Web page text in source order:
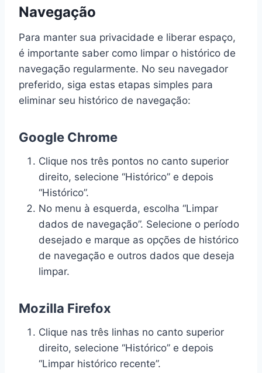
Navegação
Para manter sua privacidade e liberar espaço,
é importante saber como limpar o histórico de
navegação regularmente. No seu navegador
preferido, siga estas etapas simples para
eliminar seu histórico de navegação:
Google Chrome
Clique nos três pontos no canto superior
direito, selecione “Histórico” e depois
“Histórico”.
No menu à esquerda, escolha “Limpar
dados de navegação”. Selecione o período
desejado e marque as opções de histórico
de navegação e outros dados que deseja
limpar.
Mozilla Firefox
Clique nas três linhas no canto superior
direito, selecione “Histórico” e depois
“Limpar histórico recente”.